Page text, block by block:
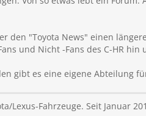
den "Toyota News" einen
und Nicht -Fans des C-HR
gibt es eine eigene Abteilung
Lexus-Fahrzeuge. Seit Januar